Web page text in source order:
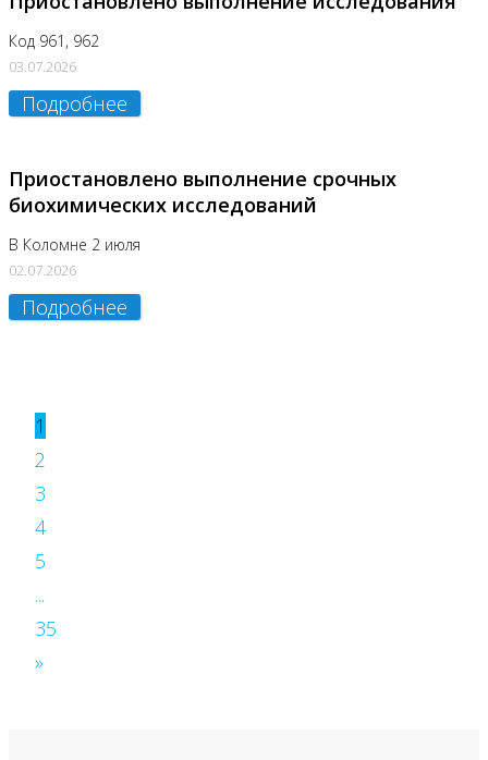
Код 961, 962
03.07.2026
Подробнее
Приостановлено выполнение срочных
биохимических исследований
В Коломне 2 июля
02.07.2026
Подробнее
1
2
3
4
5
...
35
»